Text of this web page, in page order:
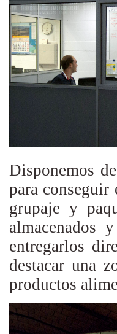
Disponemos
para
grupaje y
almacenados
entregarlos
destacar una
productos